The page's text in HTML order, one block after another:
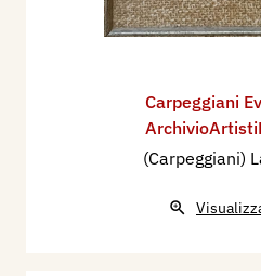
Carpeggiani
(Carpeggiani)